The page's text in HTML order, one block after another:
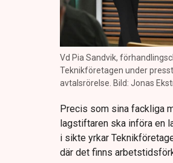
Vd Pia Sandvik,
Teknikföretagen under
avtalsrörelse. Bild: Jonas
Precis som sina fackliga
lagstiftaren ska införa en
i sikte yrkar
där det finns